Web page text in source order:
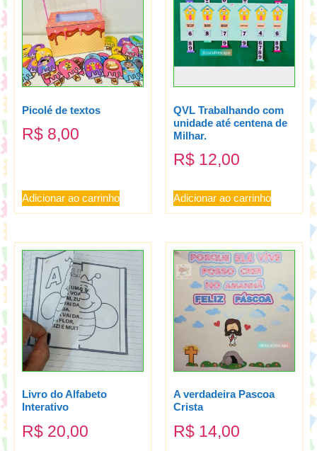
Picolé de textos
R$ 8,00
Adicionar ao carrinho
QVL Trabalhando com
unidade até centena de
Milhar.
R$ 12,00
Adicionar ao carrinho
Livro do Alfabeto
Interativo
R$ 20,00
A verdadeira Pascoa
Crista
R$ 14,00